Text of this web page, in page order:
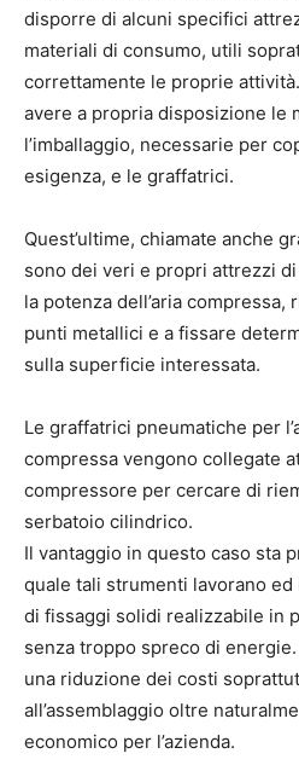
disporre di alcuni specifici
materiali di consumo, utili
correttamente le proprie
avere a propria disposizione le
l’imballaggio, necessarie per
esigenza, e le graffatrici.
Quest’ultime, chiamate anche
sono dei veri e propri attrezzi
la potenza dell’aria compressa,
punti metallici e a fissare
sulla superficie interessata.
Le graffatrici pneumatiche per
compressa vengono collegate
compressore per cercare di
serbatoio cilindrico.
Il vantaggio in questo caso sta
quale tali strumenti lavorano
di fissaggi solidi realizzabile in
senza troppo spreco di
una riduzione dei costi
all’assemblaggio oltre
economico per l’azienda.